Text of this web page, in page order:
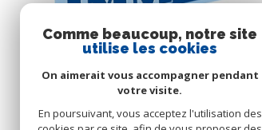
Comme beaucoup, notre site
utilise les cookies
On aimerait vous accompagner pendant
votre visite.
En poursuivant, vous acceptez l'utilisation des